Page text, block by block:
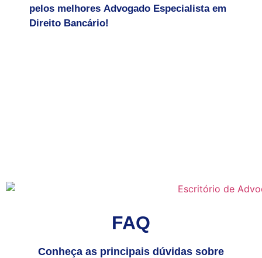
pelos melhores Advogado Especialista em
Direito Bancário!
FAQ
Conheça as principais dúvidas sobre